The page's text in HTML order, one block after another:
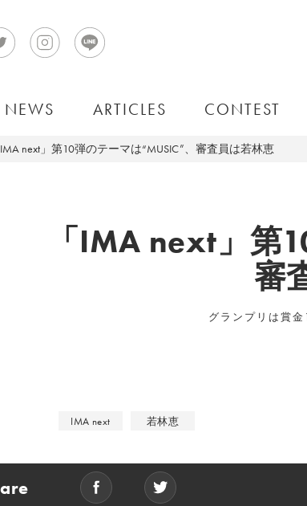
NEWS ARTICLES CONTEST
IMA next」第10弾のテーマは“MUSIC”、審査員は若林恵
「IMA next」第
審
グランプリは賞金
IMA next 若林恵